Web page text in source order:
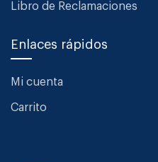
Libro de Reclamaciones
Enlaces rápidos
Mi cuenta
Carrito